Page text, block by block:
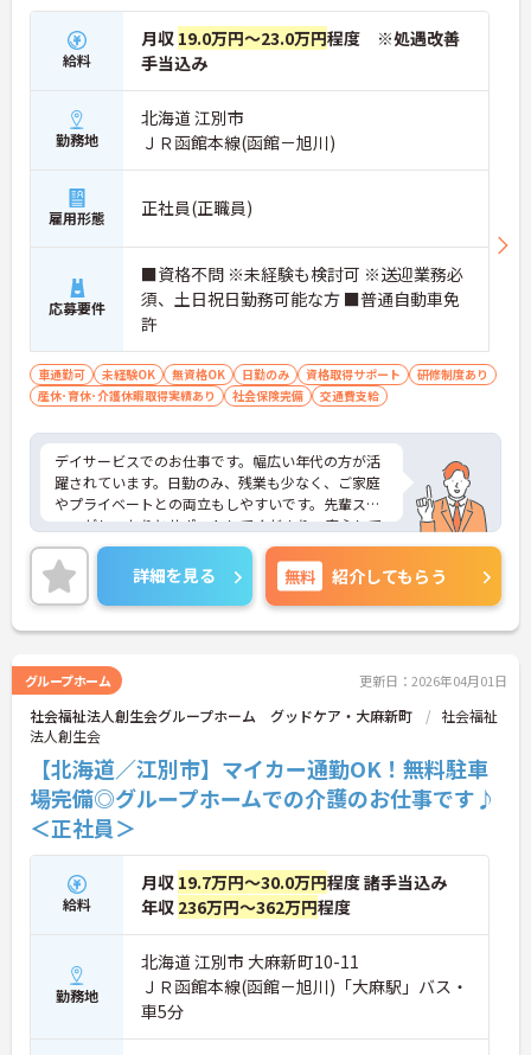
給料
月収 19.0万円～23.0万円程度 ※処遇改善
手当込み
勤務地
北海道 江別市
ＪＲ函館本線(函館－旭川)
雇用形態 正社員(正職員)
応募要件
■資格不問 ※未経験も検討可 ※送迎業務必
須、土日祝日勤務可能な方 ■普通自動車免
許
車通勤可 未経験OK 無資格OK 日勤のみ 資格取得サポート
研修制度あり
産休･育休･介護休暇取得実績あり
社会保険完備 交通費支給
デイサービスでのお仕事です。幅広い年代の方が活
躍されています。日勤のみ、残業も少なく、ご家庭
やプライベートとの両立もしやすいです。先輩スタ
ッフがしっかりとサポートしてくださり、安心して
スタートしていただけます。ご興味のある方には、
面接対策ポイントなど、さらに詳細をお話しいたし
ますのでお気軽にご相談ください！
詳細を見る 無料 紹介してもらう
グループホーム 更新日：2026年04月01日
社会福祉法人創生会グループホーム グッドケア・大麻新町
社会福祉
法人創生会
【北海道／江別市】マイカー通勤OK！無料駐車
場完備◎グループホームでの介護のお仕事です♪
＜正社員＞
給料
月収 19.7万円～30.0万円程度 諸手当込み
年収 236万円～362万円程度
勤務地
北海道 江別市 大麻新町10-11
ＪＲ函館本線(函館－旭川)「大麻駅」バス・
車5分